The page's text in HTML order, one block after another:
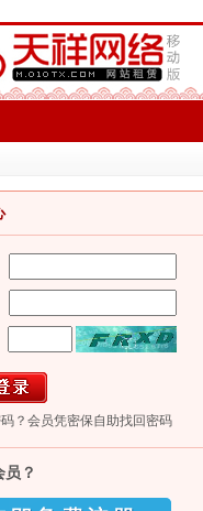
？会员凭密保自助找回密码
？